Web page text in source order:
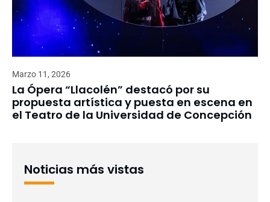
Marzo 11, 2026
La Ópera “Llacolén” destacó por su
propuesta artística y puesta en escena en
el Teatro de la Universidad de Concepción
Noticias más vistas